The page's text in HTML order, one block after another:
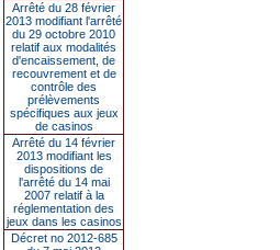
Arrêté du 28 février
2013 modifiant l'arrêté
du 29 octobre 2010
relatif aux modalités
d'encaissement, de
recouvrement et de
contrôle des
prélèvements
spécifiques aux jeux
de casinos
Arrêté du 14 février
2013 modifiant les
dispositions de
l'arrêté du 14 mai
2007 relatif à la
réglementation des
jeux dans les casinos
Décret no 2012-685